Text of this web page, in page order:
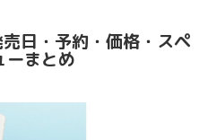
日・予約・価格・スペ
ーまとめ